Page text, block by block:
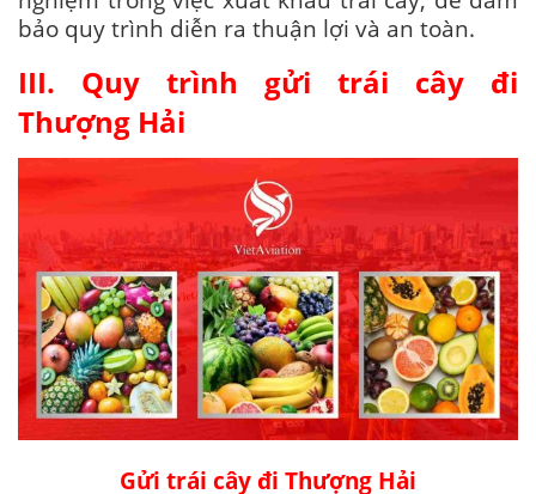
bảo quy trình diễn ra thuận lợi và an toàn.
III. Quy trình gửi trái cây đi
Thượng Hải
Gửi trái cây đi Thượng Hải